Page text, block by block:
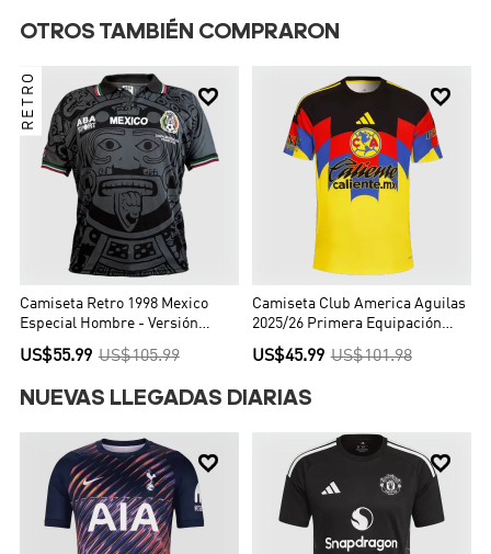
OTROS TAMBIÉN COMPRARON

RETRO
Camiseta Retro 1998 Mexico
Especial Hombre - Versión
Hincha
US$55.99 US$105.99

Camiseta Club America Aguilas
2025/26 Primera Equipación
Hombre - Versión Hincha
US$45.99 US$101.98
NUEVAS LLEGADAS DIARIAS
 